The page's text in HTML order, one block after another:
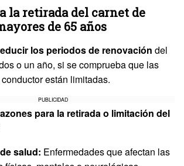
la retirada del carnet de
de 65 años
los periodos de renovación del
o un año, si se comprueba que las
están limitadas.
PUBLICIDAD
para la retirada o limitación del
salud: Enfermedades que afectan las